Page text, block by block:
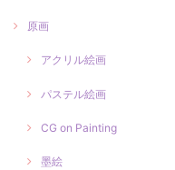
原画
アクリル絵画
パステル絵画
CG on Painting
墨絵